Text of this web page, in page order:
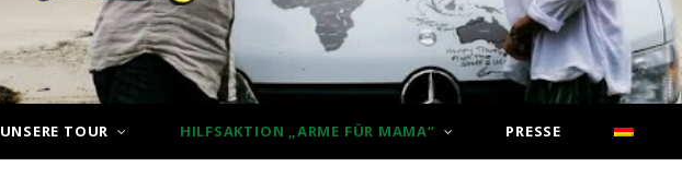
UNSERE TOUR HILFSAKTION „ARME FÜR MAMA“ PRESSE